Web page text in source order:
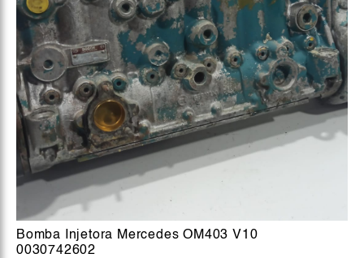
Bomba Injetora Mercedes OM403 V10
0030742602